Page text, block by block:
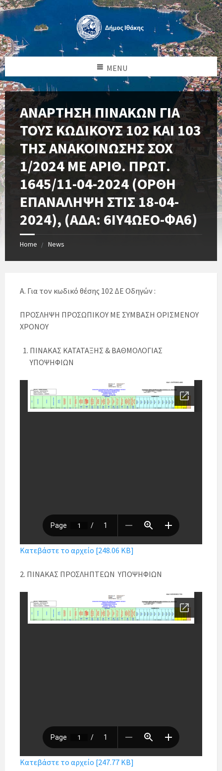
MENU
ΑΝΑΡΤΗΣΗ ΠΙΝΑΚΩΝ ΓΙΑ
ΤΟΥΣ ΚΩΔΙΚΟΥΣ 102 ΚΑΙ 103
ΤΗΣ ΑΝΑΚΟΙΝΩΣΗΣ ΣΟΧ
1/2024 ΜΕ ΑΡΙΘ. ΠΡΩΤ.
1645/11-04-2024 (ΟΡΘΗ
ΕΠΑΝΑΛΗΨΗ ΣΤΙΣ 18-04-
2024), (ΑΔΑ: 6ΙΥ4ΩΕΟ-ΦΑ6)
Home News
Α. Για τον κωδικό θέσης 102 ΔΕ Οδηγών :
ΠΡΟΣΛΗΨΗ ΠΡΟΣΩΠΙΚΟΥ ΜΕ ΣΥΜΒΑΣΗ ΟΡΙΣΜΕΝΟΥ
ΧΡΟΝΟΥ
ΠΙΝΑΚΑΣ ΚΑΤΑΤΑΞΗΣ & ΒΑΘΜΟΛΟΓΙΑΣ
ΥΠΟΨΗΦΙΩΝ
Κατεβάστε το αρχείο [248.06 KB]
2. ΠΙΝΑΚΑΣ ΠΡΟΣΛΗΠΤΕΩΝ ΥΠΟΨΗΦΙΩΝ
Κατεβάστε το αρχείο [247.77 KB]